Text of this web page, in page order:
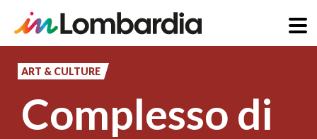
content
ART & CULTURE
Complesso di